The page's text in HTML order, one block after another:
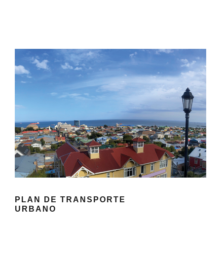
PLAN DE TRANSPORTE
URBANO